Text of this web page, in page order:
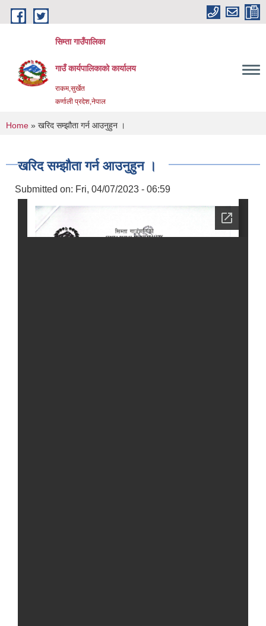
Skip to main content
सिम्ता गाउँपालिका
गाउँ कार्यपालिकाको कार्यालय
राकम,सुर्खेत
कर्णाली प्रदेश,नेपाल
You are here
Home » खरिद सम्झौता गर्न आउनुहुन ।
खरिद सम्झौता गर्न आउनुहुन ।
Submitted on: Fri, 04/07/2023 - 06:59